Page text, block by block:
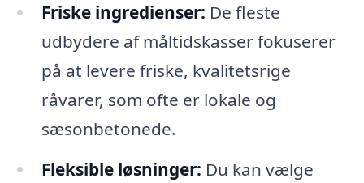
Friske ingredienser: De fleste
udbydere af måltidskasser fokuserer
på at levere friske, kvalitetsrige
råvarer, som ofte er lokale og
sæsonbetonede.
Fleksible løsninger: Du kan vælge